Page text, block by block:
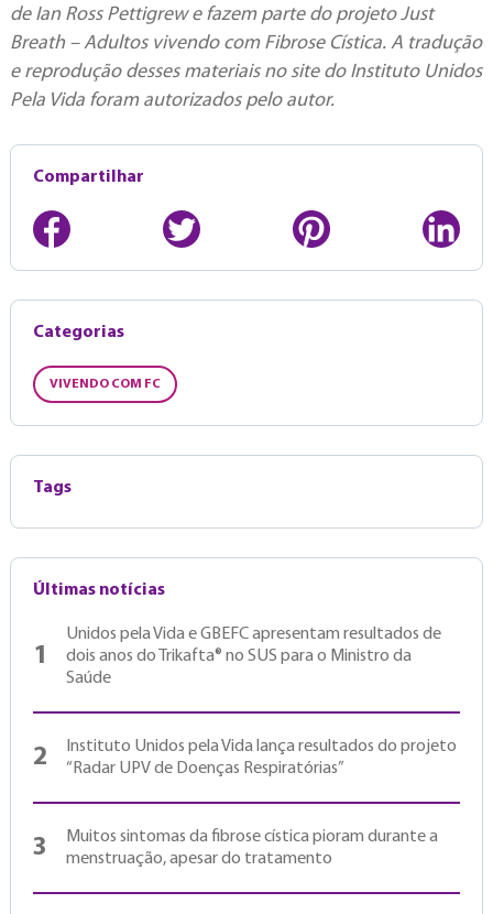
de Ian Ross Pettigrew e fazem parte do projeto Just
Breath – Adultos vivendo com Fibrose Cística. A tradução
e reprodução desses materiais no site do Instituto Unidos
Pela Vida foram autorizados pelo autor.
Compartilhar
Categorias
VIVENDO COM FC
Tags
Últimas notícias
1
Unidos pela Vida e GBEFC apresentam resultados de
dois anos do Trikafta® no SUS para o Ministro da
Saúde
2
Instituto Unidos pela Vida lança resultados do projeto
“Radar UPV de Doenças Respiratórias”
3
Muitos sintomas da fibrose cística pioram durante a
menstruação, apesar do tratamento